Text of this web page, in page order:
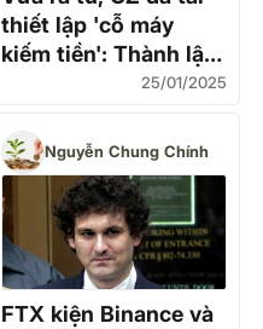
thiết lập 'cỗ máy
kiếm tiền': Thành lập
văn phòng gia đình
nhà giàu, phát triển
cả AI lẫn công nghệ
sinh học
25/01/2025
Nguyễn Chung Chính
FTX kiện Binance và